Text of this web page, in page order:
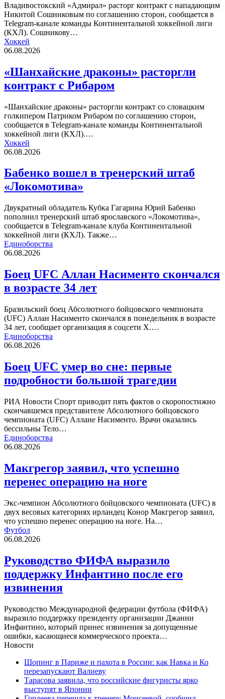
Владивостокский «Адмирал» расторг контракт с нападающим
Никитой Сошниковым по соглашению сторон, сообщается в
Telegram-канале команды Континентальной хоккейной лиги
(КХЛ). Сошникову…
Хоккей
06.08.2026
«Шанхайские драконы» расторгли
контракт с Рибаром
«Шанхайские драконы» расторгли контракт со словацким
голкипером Патриком Рибаром по соглашению сторон,
сообщается в Telegram-канале команды Континентальной
хоккейной лиги (КХЛ).…
Хоккей
06.08.2026
Бабенко вошел в тренерский штаб
«Локомотива»
Двукратный обладатель Кубка Гагарина Юрий Бабенко
пополнил тренерский штаб ярославского «Локомотива»,
сообщается в Telegram-канале клуба Континентальной
хоккейной лиги (КХЛ). Также…
Единоборства
06.08.2026
Боец UFC Аллан Насименто скончался
в возрасте 34 лет
Бразильский боец Абсолютного бойцовского чемпионата
(UFC) Аллан Насименто скончался в понедельник в возрасте
34 лет, сообщает организация в соцсети Х.…
Единоборства
06.08.2026
Боец UFC умер во сне: первые
подробности большой трагедии
РИА Новости Спорт приводит пять фактов о скоропостижно
скончавшемся представителе Абсолютного бойцовского
чемпионата (UFC) Аллане Насименто. Врачи оказались
бессильны Тело…
Единоборства
06.08.2026
Макгрегор заявил, что успешно
перенес операцию на ноге
Экс-чемпион Абсолютного бойцовского чемпионата (UFC) в
двух весовых категориях ирландец Конор Макгрегор заявил,
что успешно перенес операцию на ноге. На…
Футбол
06.08.2026
Руководство ФИФА выразило
поддержку Инфантино после его
извинения
Руководство Международной федерации футбола (ФИФА)
выразило поддержку президенту организации Джанни
Инфантино, который принес извинения за допущенные
ошибки, касающиеся коммерческого проекта…
Новости
Шопинг в Париже и пахота в России: как Навка и Ко
перезапускают Валиеву
Тарасова заявила, что российские фигуристы ярко
выступят в Японии